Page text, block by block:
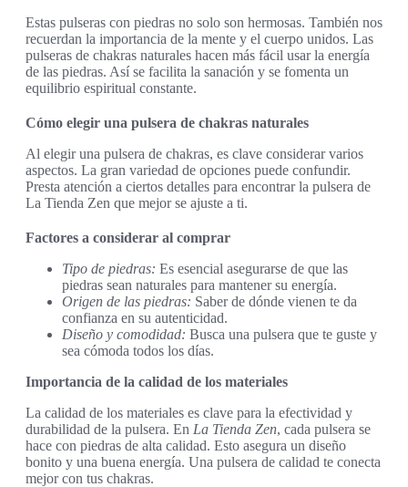
Estas pulseras con piedras no solo son hermosas. También nos
recuerdan la importancia de la mente y el cuerpo unidos. Las
pulseras de chakras naturales hacen más fácil usar la energía
de las piedras. Así se facilita la sanación y se fomenta un
equilibrio espiritual constante.
Cómo elegir una pulsera de chakras naturales
Al elegir una pulsera de chakras, es clave considerar varios
aspectos. La gran variedad de opciones puede confundir.
Presta atención a ciertos detalles para encontrar la pulsera de
La Tienda Zen que mejor se ajuste a ti.
Factores a considerar al comprar
Tipo de piedras: Es esencial asegurarse de que las
piedras sean naturales para mantener su energía.
Origen de las piedras: Saber de dónde vienen te da
confianza en su autenticidad.
Diseño y comodidad: Busca una pulsera que te guste y
sea cómoda todos los días.
Importancia de la calidad de los materiales
La calidad de los materiales es clave para la efectividad y
durabilidad de la pulsera. En La Tienda Zen, cada pulsera se
hace con piedras de alta calidad. Esto asegura un diseño
bonito y una buena energía. Una pulsera de calidad te conecta
mejor con tus chakras.